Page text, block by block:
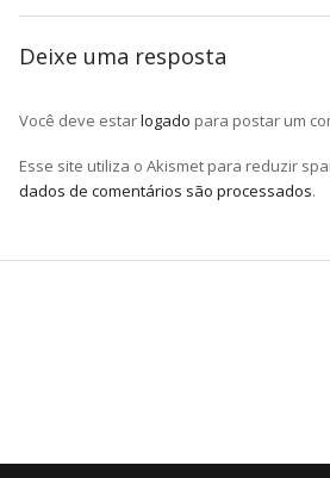
Deixe uma resposta
Você deve estarlogado para postar um
Esse site utiliza o Akismet para reduzir
dados de comentários são processados.